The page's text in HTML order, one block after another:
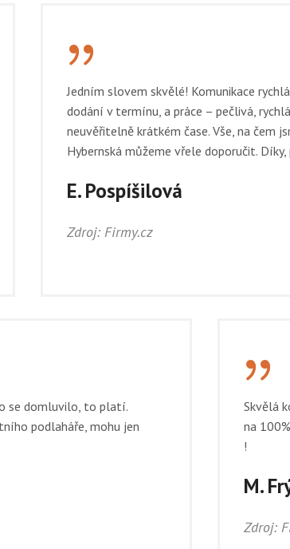
{
Jedním slovem skvělé! Komunikace
dodání v termínu, a práce – pečlivá,
neuvěřitelně krátkém čase. Vše, na čem
Hybernská můžeme vřele doporučit.
E. Pospíšilová
Zdroj: Firmy.cz
se domluvilo, to platí.
podlaháře, mohu jen
{
Skvělá
na
!
M.
Zdroj: